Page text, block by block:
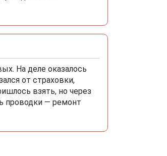
На деле оказалось
от страховки,
взять, но через
проводки — ремонт